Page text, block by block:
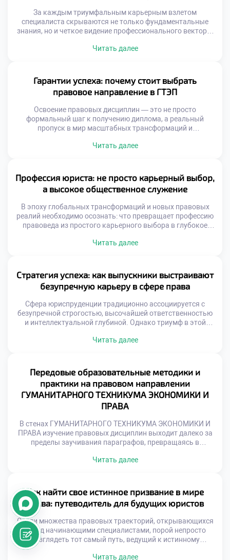
За каждым триумфальным карьерным взлетом
специалиста скрываются не только фундаментальные
знания, но и четкое видение профессионального вектора.
справедливости, охватывая в своей деятельности всё: от
обучение в московском техникуме становится тем самым
надежным стартом, который позволяет будущим
экспертам не просто освоить нормы, […]
Читать далее
Гарантии успеха: почему стоит выбрать
правовое направление в ГТЭП
Освоение правовых дисциплин — это не просто
формальный шаг к получению диплома, а реальный
пропуск в мир масштабных трансформаций и
мастеров своего дела учащиеся прокачивают
юридическая практика. Именно поэтому качественное
обучение в московском техникуме становится той самой
надежной гарантией, которая […]
Читать далее
Профессия юриста: не просто карьерный выбор,
а высокое общественное служение
В эпоху глобальных трансформаций и новых правовых
реалий необходимо осознать: что превращает профессию
правоведа из простого карьерного выбора в глубокое
неизбежно приходим к пониманию фундаментальной
техникуме становится тем самым надежным
фундаментом, который позволяет будущим специалистам
[…]
Читать далее
Стратегия успеха: как выпускники выстраивают
безупречную карьеру в сфере права
Сфера юриспруденции традиционно ассоциируется с
безупречной строгостью, высочайшей ответственностью
и интеллектуальной глубиной. Однако триумф в этой
знаний законов, но и от таланта виртуозно применять их
надежным трамплином, который позволяет будущим
специалистам заложить фундамент для долгосрочного
профессионального […]
Читать далее
Передовые образовательные методики и
практики на правовом направлении
ГУМАНИТАРНОГО ТЕХНИКУМА ЭКОНОМИКИ И
ПРАВА
В стенах ГУМАНИТАРНОГО ТЕХНИКУМА ЭКОНОМИКИ И
ПРАВА изучение правовых дисциплин выходит далеко за
пределы заучивания параграфов, превращаясь в
юриспруденции. Учащиеся оказываются в среде, где
становится ступенью к будущему профессиональному
триумфу. Именно поэтому осознанная учеба в техникуме
здесь воспринимается не […]
Читать далее
Как найти свое истинное призвание в мире
права: путеводитель для будущих юристов
Среди множества правовых траекторий, открывающихся
перед начинающими специалистами, порой непросто
разглядеть тот самый путь, ведущий к истинному
призванию. Юриспруденция — это не просто сухой свод
нормативных актов, а живой, пульсирующий мир
Читать далее